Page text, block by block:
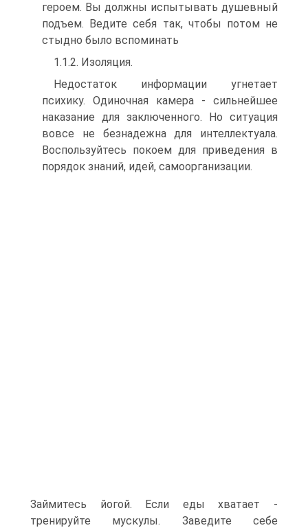
героем. Вы должны испытывать душевный
подъем. Ведите себя так, чтобы потом не
стыдно было вспоминать
1.1.2. Изоляция.
Недостаток информации угнетает
психику. Одиночная камера - сильнейшее
наказание для заключенного. Но ситуация
вовсе не безнадежна для интеллектуала.
Воспользуйтесь покоем для приведения в
порядок знаний, идей, самоорганизации.
Займитесь йогой. Если еды хватает -
тренируйте мускулы. Заведите себе